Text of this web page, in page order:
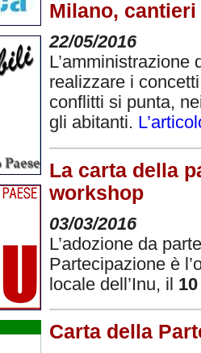
Milano,
22/05/2016
realizzare i
conflitti si punta,
gli abitanti.
La carta della
workshop
03/03/2016
L’adozione da
Partecipazione è
locale dell’Inu, il
Carta della